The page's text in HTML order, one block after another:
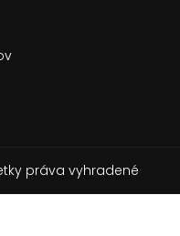
práva vyhradené